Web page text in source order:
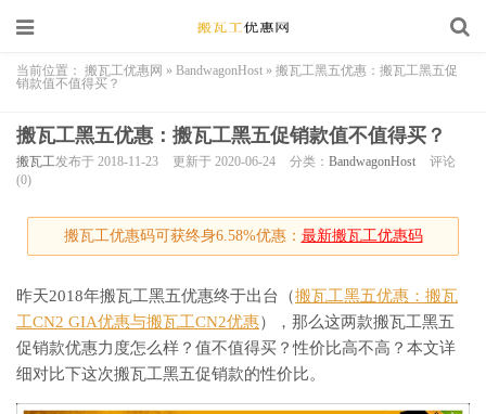
当前位置： 搬瓦工优惠网 » BandwagonHost » 搬瓦工黑五优惠：搬瓦工黑五促
销款值不值得买？
搬瓦工黑五优惠：搬瓦工黑五促销款值不值得买？
搬瓦工发布于 2018-11-23 更新于 2020-06-24 分类： BandwagonHost
评论
(0)
搬瓦工优惠码可获终身6.58%优惠： 最新搬瓦工优惠码
昨天2018年搬瓦工黑五优惠终于出台（搬瓦工黑五优惠：搬瓦
工CN2 GIA优惠与搬瓦工CN2优惠），那么这两款搬瓦工黑五
促销款优惠力度怎么样？值不值得买？性价比高不高？本文详
细对比下这次搬瓦工黑五促销款的性价比。